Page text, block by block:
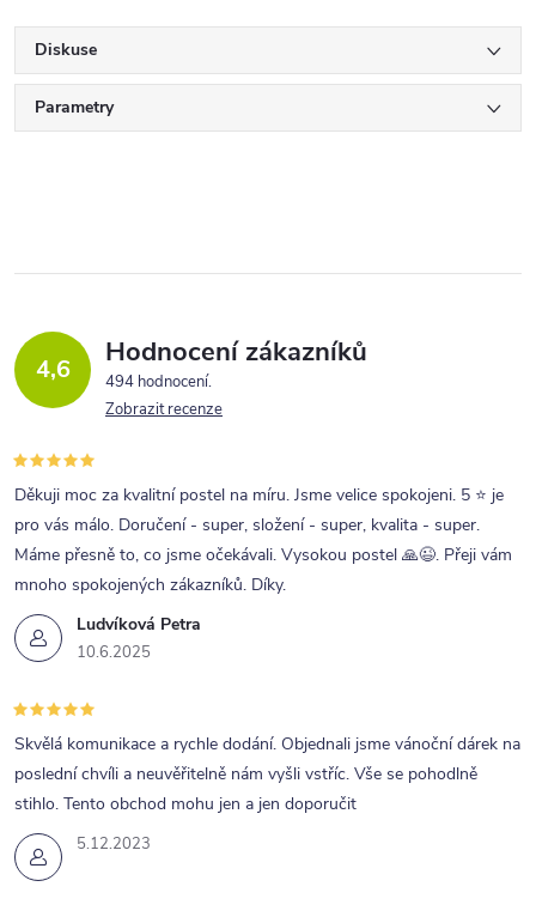
Diskuse
Parametry
4,6 Hodnocení zákazníků
494 hodnocení
Zobrazit recenze
Ludvíková Petra
10.6.2025
Děkuji moc za kvalitní postel na míru. Jsme velice spokojeni. 5 ⭐ je
pro vás málo. Doručení - super, složení - super, kvalita - super.
Máme přesně to, co jsme očekávali. Vysokou postel 🙏😉. Přeji vám
mnoho spokojených zákazníků. Díky.
5.12.2023
Skvělá komunikace a rychle dodání. Objednali jsme vánoční dárek na
poslední chvíli a neuvěřitelně nám vyšli vstříc. Vše se pohodlně
stihlo. Tento obchod mohu jen a jen doporučit